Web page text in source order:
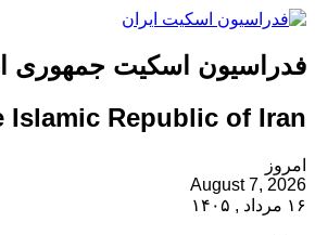
فدراسیون اسکیت جمهوری
Islamic Republic of Iran
امروز
August 7, 2026
۱۶ مرداد , ۱۴۰۵